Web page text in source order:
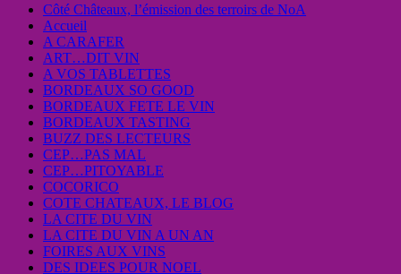
Côté Châteaux, l’émission des terroirs de NoA
Accueil
A CARAFER
ART…DIT VIN
A VOS TABLETTES
BORDEAUX SO GOOD
BORDEAUX FETE LE VIN
BORDEAUX TASTING
BUZZ DES LECTEURS
CEP…PAS MAL
CEP…PITOYABLE
COCORICO
COTE CHATEAUX, LE BLOG
LA CITE DU VIN
LA CITE DU VIN A UN AN
FOIRES AUX VINS
DES IDEES POUR NOEL